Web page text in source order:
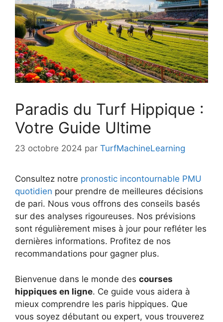
Paradis du Turf Hippique :
Votre Guide Ultime
23 octobre 2024 par TurfMachineLearning
Consultez notre pronostic incontournable PMU
quotidien pour prendre de meilleures décisions
de pari. Nous vous offrons des conseils basés
sur des analyses rigoureuses. Nos prévisions
sont régulièrement mises à jour pour refléter les
dernières informations. Profitez de nos
recommandations pour gagner plus.
Bienvenue dans le monde des courses
hippiques en ligne. Ce guide vous aidera à
mieux comprendre les paris hippiques. Que
vous soyez débutant ou expert, vous trouverez